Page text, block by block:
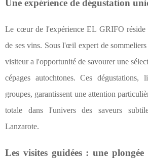
Une expérience de dégustation
Le cœur de l'expérience EL GRIFO réside
de ses vins. Sous l'œil expert de sommeliers
visiteur a l'opportunité de savourer une
cépages autochtones. Ces dégustations,
groupes, garantissent une attention
totale dans l'univers des saveurs
Lanzarote.
Les visites guidées : une